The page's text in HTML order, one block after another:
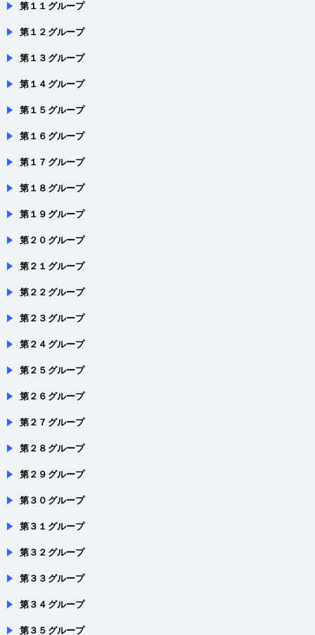
第１１グループ
第１２グループ
第１３グループ
第１４グループ
第１５グループ
第１６グループ
第１７グループ
第１８グループ
第１９グループ
第２０グループ
第２１グループ
第２２グループ
第２３グループ
第２４グループ
第２５グループ
第２６グループ
第２７グループ
第２８グループ
第２９グループ
第３０グループ
第３１グループ
第３２グループ
第３３グループ
第３４グループ
第３５グループ